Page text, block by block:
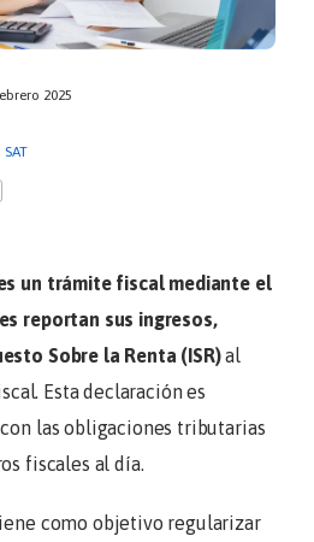
2025
SAT
un trámite fiscal mediante el
reportan sus ingresos,
Sobre la Renta (ISR)al
Esta declaración es
las obligaciones tributarias
fiscales al día.
como objetivo regularizar